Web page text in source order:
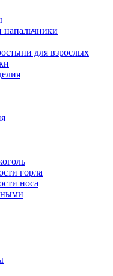
для взрослых
горла
носа